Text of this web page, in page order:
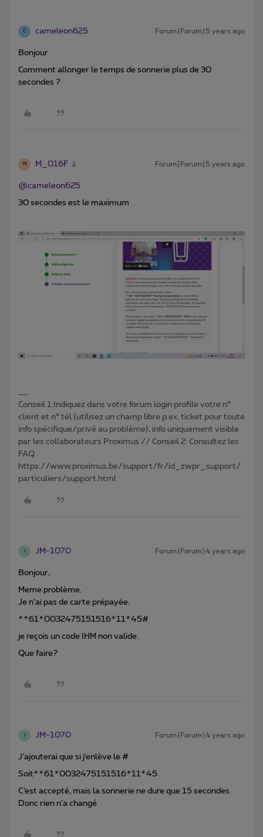
C cameleon625 Forum|Forum|5 years ago
Bonjour
Comment allonger le temps de sonnerie plus de 30
secondes ?
M M_016F Forum|Forum|5 years ago
@cameleon625
30 secondes est le maximum
Conseil 1:Indiquez dans votre forum login profile votre n°
client et n° tél (utilisez un champ libre p.ex. ticket pour toute
info spécifique/privé au problème), info uniquement visible
par les collaborateurs Proximus // Conseil 2: Consultez les
FAQ
https://www.proximus.be/support/fr/id_zwpr_support/
particuliers/support.html
J JM-1070 Forum|Forum|4 years ago
Bonjour,
Meme problème.
Je n’ai pas de carte prépayée.
**61*0032475151516*11*45#
je reçois un code IHM non valide.
Que faire?
J JM-1070 Forum|Forum|4 years ago
J’ajouterai que si j’enlève le #
Soit**61*0032475151516*11*45
C’est accepté, mais la sonnerie ne dure que 15 secondes.
Donc rien n’a changé